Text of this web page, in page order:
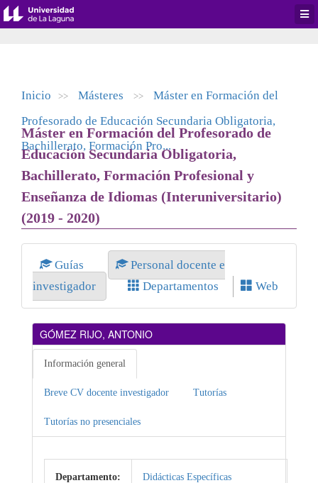
Inicio >> Másteres >>
Máster en Formación del
Profesorado de Educación Secundaria Obligatoria,
Bachillerato, Formación Pro...
Máster en Formación del Profesorado de
Educación Secundaria Obligatoria,
Bachillerato, Formación Profesional y
Enseñanza de Idiomas (Interuniversitario)
(2019 - 2020)
Guías
Personal docente e
investigador
Departamentos Web
GÓMEZ RIJO, ANTONIO
Información general
Breve CV docente investigador Tutorías
Tutorías no presenciales
Departamento: Didácticas Específicas